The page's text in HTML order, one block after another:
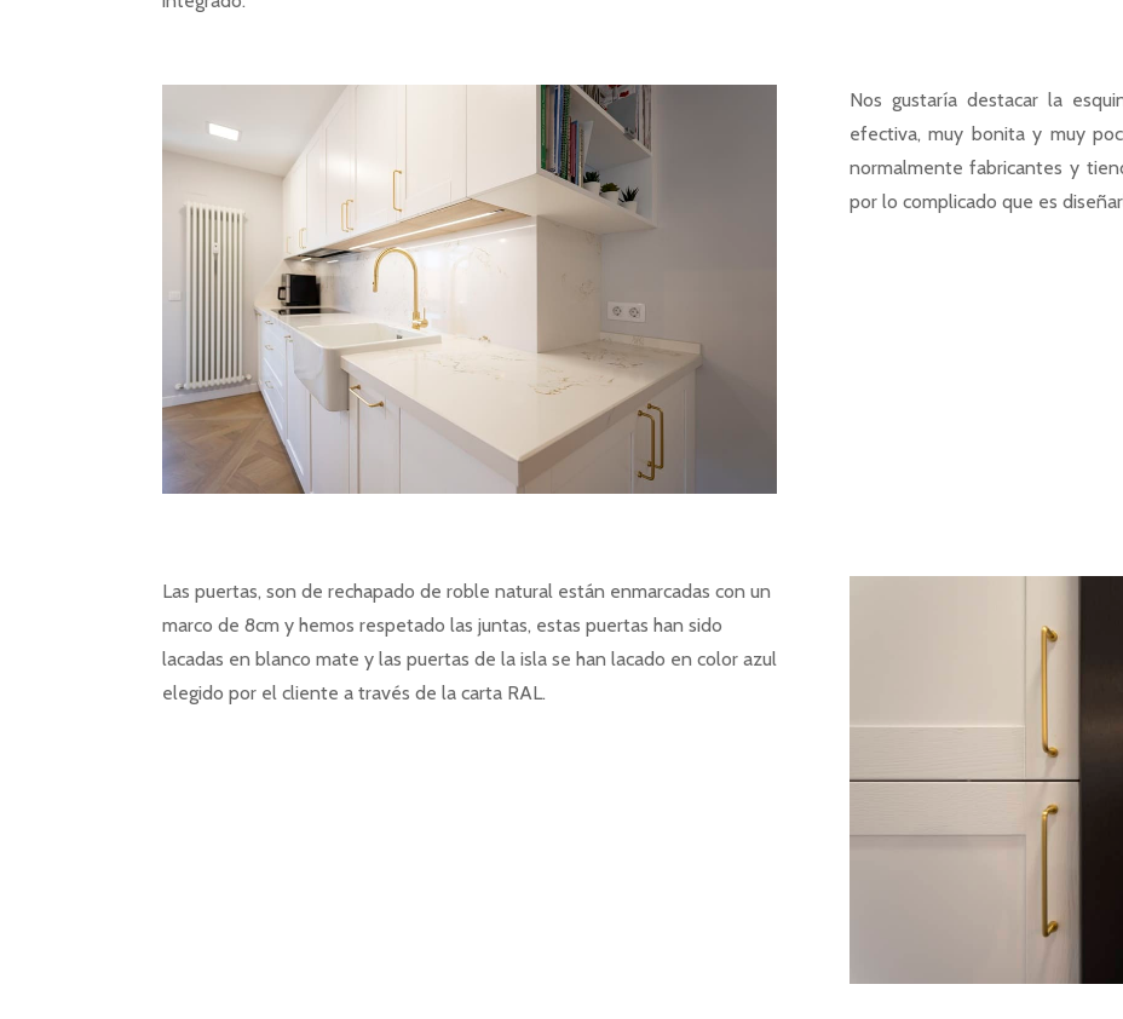
Nos gustaría destacar la
efectiva, muy bonita y muy
normalmente fabricantes y
por lo complicado que es
Las puertas, son de rechapado de roble natural están enmarcadas con un
marco de 8cm y hemos respetado las juntas, estas puertas han sido
lacadas en blanco mate y las puertas de la isla se han lacado en color azul
elegido por el cliente a través de la carta RAL.